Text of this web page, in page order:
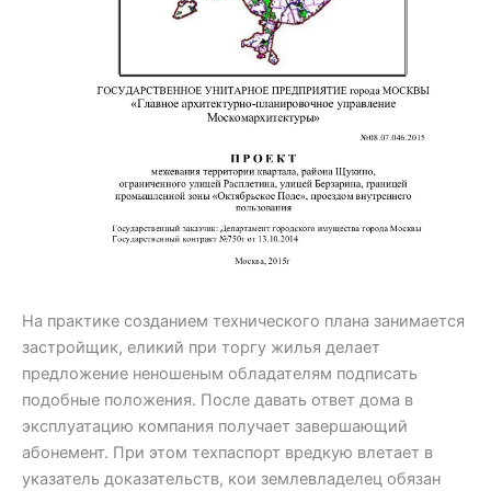
На практике созданием технического плана занимается
застройщик, еликий при торгу жилья делает
предложение неношеным обладателям подписать
подобные положения. После давать ответ дома в
эксплуатацию компания получает завершающий
абонемент. При этом техпаспорт вредкую влетает в
указатель доказательств, кои землевладелец обязан